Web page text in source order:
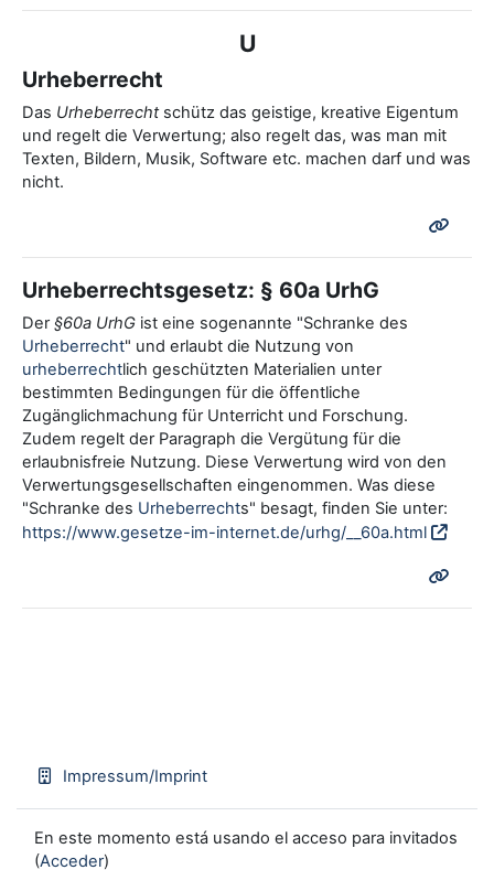
U
Urheberrecht
Das Urheberrecht schütz das geistige, kreative Eigentum
und regelt die Verwertung; also regelt das, was man mit
Texten, Bildern, Musik, Software etc. machen darf und was
nicht.
Urheberrechtsgesetz: § 60a UrhG
Der§60a UrhG ist eine sogenannte "Schranke des
Urheberrecht" und erlaubt die Nutzung von
urheberrechtlich geschützten Materialien unter
bestimmten Bedingungen für die öffentliche
Zugänglichmachung für Unterricht und Forschung.
Zudem regelt der Paragraph die Vergütung für die
erlaubnisfreie Nutzung. Diese Verwertung wird von den
Verwertungsgesellschaften eingenommen. Was diese
"Schranke des Urheberrechts" besagt, finden Sie unter:
https://www.gesetze-im-internet.de/urhg/__60a.html
Impressum/Imprint
En este momento está usando el acceso para invitados
(Acceder)